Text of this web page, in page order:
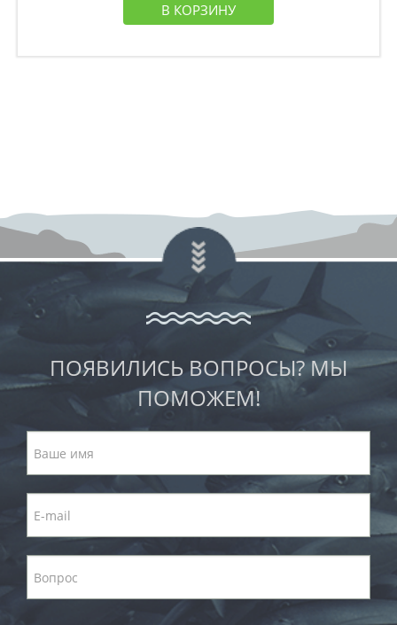
В КОРЗИНУ
ПОЯВИЛИСЬ ВОПРОСЫ? МЫ
ПОМОЖЕМ!